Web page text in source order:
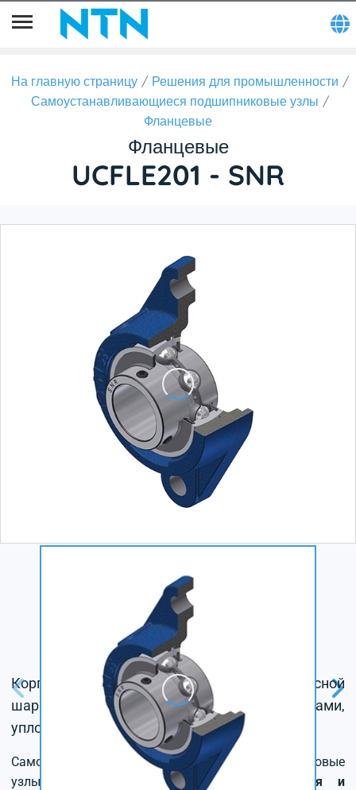
На главную страницу
Решения для промышленности
Самоустанавливающиеся подшипниковые узлы
Фланцевые
Фланцевые
UCFLE201 - SNR
Корпус из серого чугуна, радиальный корпусной
шарикоподшипник с установочными винтами,
уплотнение с маслоотражателем
Самоцентрирующиеся подшипниковые
узлы с
различными вариантами крепления и